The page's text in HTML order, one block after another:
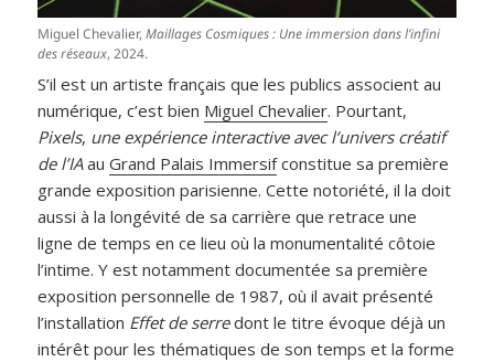
Miguel Chevalier,Maillages Cosmiques : Une immersion dans l’infini
des réseaux, 2024.
S’il est un artiste français que les publics associent au
numérique, c’est bien Miguel Chevalier. Pourtant,
Pixels, une expérience interactive avec l’univers créatif
de l’IAauGrand Palais Immersifconstitue sa première
grande exposition parisienne. Cette notoriété, il la doit
aussi à la longévité de sa carrière que retrace une
ligne de temps en ce lieu où la monumentalité côtoie
l’intime. Y est notamment documentée sa première
exposition personnelle de 1987, où il avait présenté
l’installation Effet de serredont le titre évoque déjà un
intérêt pour les thématiques de son temps et la forme